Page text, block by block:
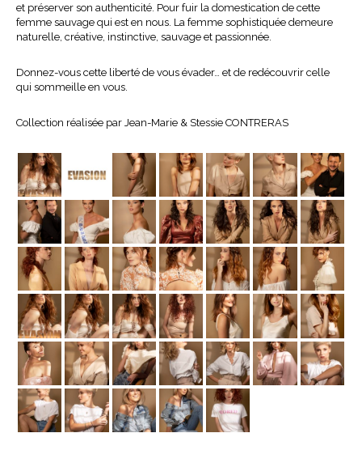
et préserver son authenticité. Pour fuir la domestication de cette
femme sauvage qui est en nous. La femme sophistiquée demeure
naturelle, créative, instinctive, sauvage et passionnée.
Donnez-vous cette liberté de vous évader… et de redécouvrir celle
qui sommeille en vous.
Collection réalisée par Jean-Marie & Stessie CONTRERAS